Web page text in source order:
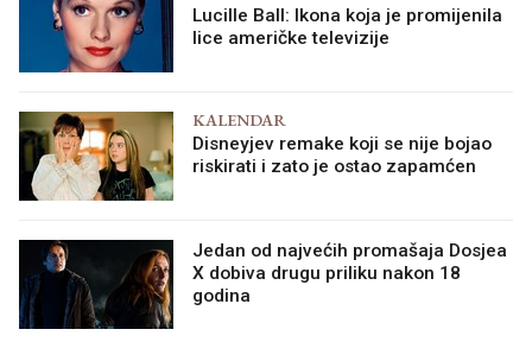
Lucille Ball: Ikona koja je promijenila
lice američke televizije
KALENDAR
Disneyjev remake koji se nije bojao
riskirati i zato je ostao zapamćen
Jedan od najvećih promašaja Dosjea
X dobiva drugu priliku nakon 18
godina